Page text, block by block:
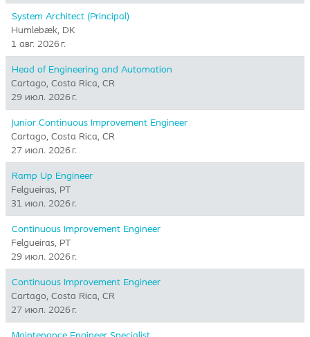
System Architect (Principal)
Humlebæk, DK
1 авг. 2026 г.
Head of Engineering and Automation
Cartago, Costa Rica, CR
29 июл. 2026 г.
Junior Continuous Improvement Engineer
Cartago, Costa Rica, CR
27 июл. 2026 г.
Ramp Up Engineer
Felgueiras, PT
31 июл. 2026 г.
Continuous Improvement Engineer
Felgueiras, PT
29 июл. 2026 г.
Continuous Improvement Engineer
Cartago, Costa Rica, CR
27 июл. 2026 г.